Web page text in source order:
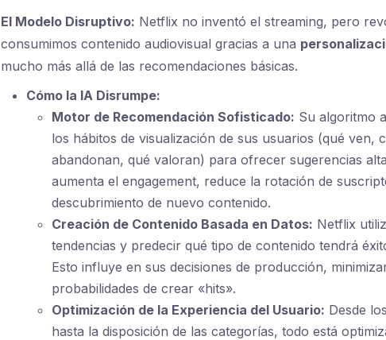
El Modelo Disruptivo: Netflix no inventó el streaming, pero
consumimos contenido audiovisual gracias a una
mucho más allá de las recomendaciones básicas.
Cómo la IA Disrumpe:
Motor de Recomendación Sofisticado: Su algoritmo
los hábitos de visualización de sus usuarios (qué ven,
abandonan, qué valoran) para ofrecer sugerencias
aumenta el engagement, reduce la rotación de
descubrimiento de nuevo contenido.
Creación de Contenido Basada en Datos: Netflix
tendencias y predecir qué tipo de contenido tendrá
Esto influye en sus decisiones de producción,
probabilidades de crear «hits».
Optimización de la Experiencia del Usuario: Desde
hasta la disposición de las categorías, todo está